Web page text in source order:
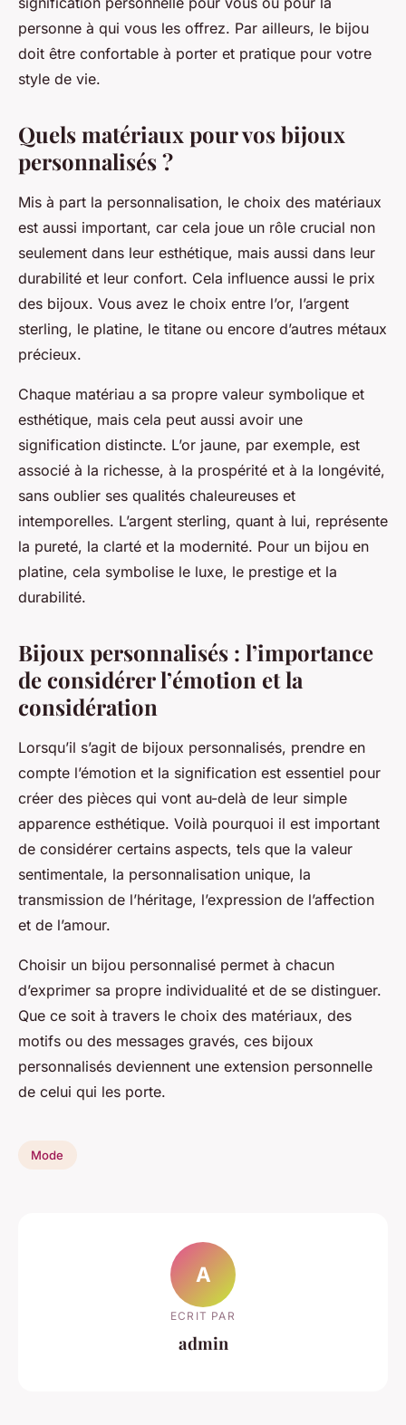
personne à qui vous les offrez. Par ailleurs, le bijou
doit être confortable à porter et pratique pour votre
style de vie.
Quels matériaux pour vos bijoux
personnalisés ?
Mis à part la personnalisation, le choix des matériaux
est aussi important, car cela joue un rôle crucial non
seulement dans leur esthétique, mais aussi dans leur
durabilité et leur confort. Cela influence aussi le prix
des bijoux. Vous avez le choix entre l’or, l’argent
sterling, le platine, le titane ou encore d’autres métaux
précieux.
Chaque matériau a sa propre valeur symbolique et
esthétique, mais cela peut aussi avoir une
signification distincte. L’or jaune, par exemple, est
associé à la richesse, à la prospérité et à la longévité,
sans oublier ses qualités chaleureuses et
intemporelles. L’argent sterling, quant à lui, représente
la pureté, la clarté et la modernité. Pour un bijou en
platine, cela symbolise le luxe, le prestige et la
durabilité.
Bijoux personnalisés : l’importance
de considérer l’émotion et la
considération
Lorsqu’il s’agit de bijoux personnalisés, prendre en
compte l’émotion et la signification est essentiel pour
créer des pièces qui vont au-delà de leur simple
apparence esthétique. Voilà pourquoi il est important
de considérer certains aspects, tels que la valeur
sentimentale, la personnalisation unique, la
transmission de l’héritage, l’expression de l’affection
et de l’amour.
Choisir un bijou personnalisé permet à chacun
d’exprimer sa propre individualité et de se distinguer.
Que ce soit à travers le choix des matériaux, des
motifs ou des messages gravés, ces bijoux
personnalisés deviennent une extension personnelle
de celui qui les porte.
Mode
A
ECRIT PAR
admin